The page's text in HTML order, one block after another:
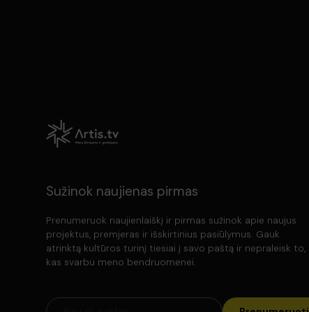
Sužinok naujienas pirmas
Prenumeruok naujienlaiškį ir pirmas sužinok apie naujus
projektus, premjeras ir išskirtinius pasiūlymus. Gauk
atrinktą kultūros turinį tiesiai į savo paštą ir nepraleisk to,
kas svarbu meno bendruomenei.